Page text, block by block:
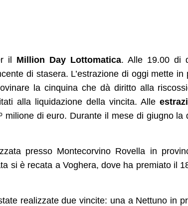
il Million Day Lottomatica. Alle 19.00 di
di stasera. L’estrazione di oggi mette
la cinquina che dà diritto alla
alla liquidazione della vincita. Alle
milione di euro. Durante il mese di giugno la
presso Montecorvino Rovella in
si è recata a Voghera, dove ha premiato il
realizzate due vincite: una a Nettuno in